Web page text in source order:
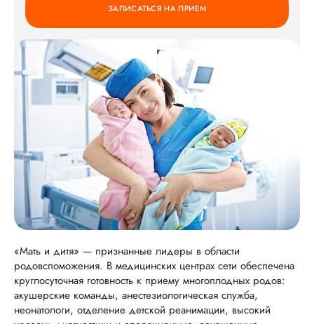
ЗАПИСАТЬСЯ НА ПРИЕМ
«Мать и дитя» — признанные лидеры в области
родовспоможения. В медицинских центрах сети обеспечена
круглосуточная готовность к приему многоплодных родов:
акушерские команды, анестезиологическая служба,
неонатологи, отделение детской реанимации, высокий